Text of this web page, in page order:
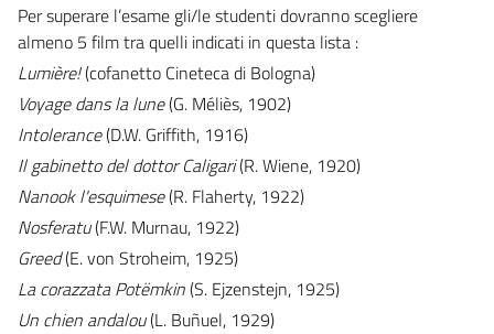
Per superare l’esame gli/le studenti dovranno scegliere
almeno 5 film tra quelli indicati in questa lista :
Lumière!(cofanetto Cineteca di Bologna)
Voyage dans la lune(G. Méliès, 1902)
Intolerance(D.W. Griffith, 1916)
Il gabinetto del dottor Caligari(R. Wiene, 1920)
Nanook l'esquimese(R. Flaherty, 1922)
Nosferatu(F.W. Murnau, 1922)
Greed(E. von Stroheim, 1925)
La corazzataPotëmkin(S. Ejzenstejn, 1925)
Un chien andalou(L. Buñuel, 1929)